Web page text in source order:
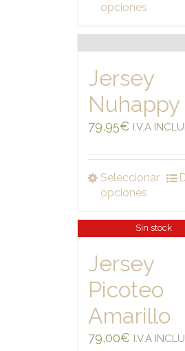
opciones
Jersey
Nuhappy
79,95€ I.V.A
Seleccionar
opciones
Sin stock
Jersey
Picoteo
Amarillo
79,00€ I.V.A